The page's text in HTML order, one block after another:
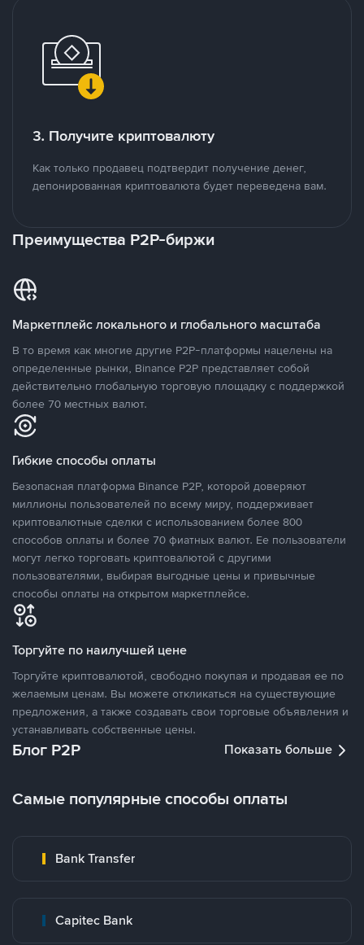
3. Получите криптовалюту
Как только продавец подтвердит получение денег,
депонированная криптовалюта будет переведена вам.
Преимущества P2P-биржи
Маркетплейс локального и глобального масштаба
В то время как многие другие P2P-платформы нацелены на
определенные рынки, Binance P2P представляет собой
действительно глобальную торговую площадку с поддержкой
более 70 местных валют.
Гибкие способы оплаты
Безопасная платформа Binance P2P, которой доверяют
миллионы пользователей по всему миру, поддерживает
криптовалютные сделки с использованием более 800
способов оплаты и более 70 фиатных валют. Ее пользователи
могут легко торговать криптовалютой с другими
пользователями, выбирая выгодные цены и привычные
способы оплаты на открытом маркетплейсе.
Торгуйте по наилучшей цене
Торгуйте криптовалютой, свободно покупая и продавая ее по
желаемым ценам. Вы можете откликаться на существующие
предложения, а также создавать свои торговые объявления и
устанавливать собственные цены.
Блог P2P Показать больше
Самые популярные способы оплаты
Bank Transfer
Capitec Bank